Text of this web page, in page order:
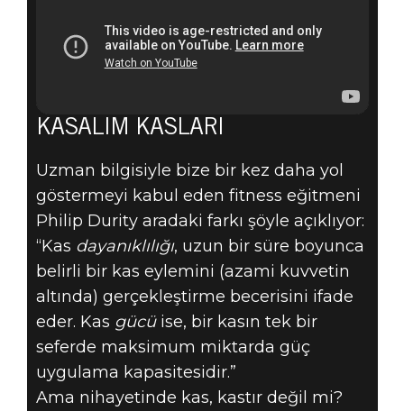
KASALIM KASLARI
Uzman bilgisiyle bize bir kez daha yol
göstermeyi kabul eden fitness eğitmeni
Philip Durity aradaki farkı şöyle açıklıyor:
“Kas dayanıklılığı, uzun bir süre boyunca
belirli bir kas eylemini (azami kuvvetin
altında) gerçekleştirme becerisini ifade
eder. Kas gücüise, bir kasın tek bir
seferde maksimum miktarda güç
uygulama kapasitesidir.”
Ama nihayetinde kas, kastır değil mi?